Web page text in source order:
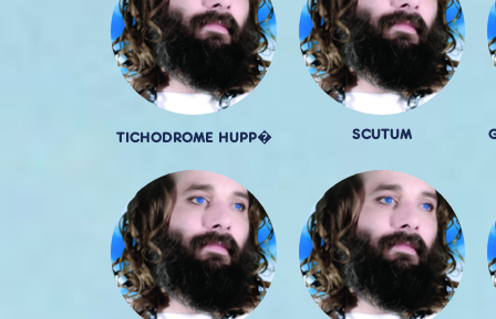
TICHODROME HUPP� SCUTUM